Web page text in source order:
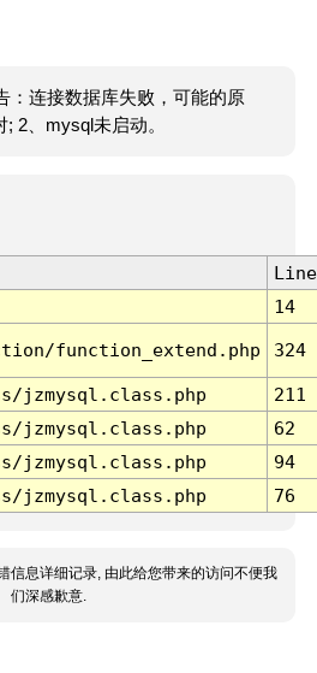
：连接数据库失败，可能的原
2、mysql未启动。
Line
14
function_extend.php 324
jzmysql.class.php
211
jzmysql.class.php
62
jzmysql.class.php
94
jzmysql.class.php 76
信息详细记录, 由此给您带来的访问不便我
们深感歉意.